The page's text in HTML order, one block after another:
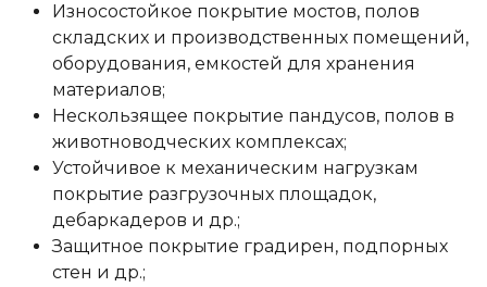
Износостойкое покрытие мостов, полов
складских и производственных помещений,
оборудования, емкостей для хранения
материалов;
Нескользящее покрытие пандусов, полов в
животноводческих комплексах;
Устойчивое к механическим нагрузкам
покрытие разгрузочных площадок,
дебаркадеров и др.;
Защитное покрытие градирен, подпорных
стен и др.;